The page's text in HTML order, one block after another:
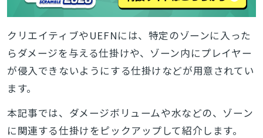
クリエイティブやUEFNには、特定のゾーンに入った
らダメージを与える仕掛けや、ゾーン内にプレイヤー
が侵入できないようにする仕掛けなどが用意されてい
ます。
本記事では、ダメージボリュームや水などの、ゾーン
に関連する仕掛けをピックアップして紹介します。